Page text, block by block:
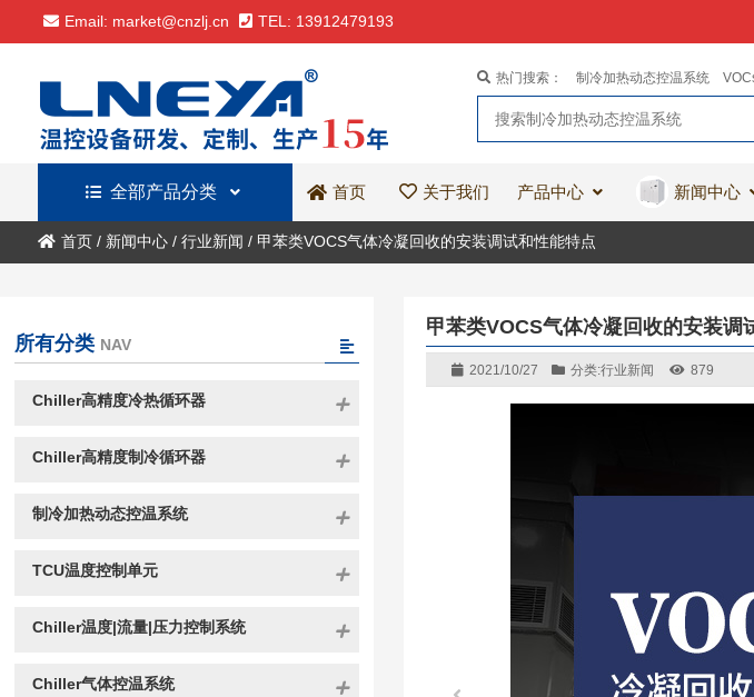
Email: market@cnzlj.cn TEL: 13912479193
热门搜索： 制冷加热动态控温系统
全部产品分类 首页 关于我们 产品中心 新闻中心
首页/ 新闻中心/ 行业新闻 / 甲苯类VOCS气体冷凝回收的安装调试和性能特点
甲苯类VOCS气体冷凝回收的安装调
2021/10/27 分类:行业新闻 879
所有分类 NAV
Chiller高精度冷热循环器
Chiller高精度制冷循环器
制冷加热动态控温系统
TCU温度控制单元
Chiller温度|流量|压力控制系统
Chiller气体控温系统